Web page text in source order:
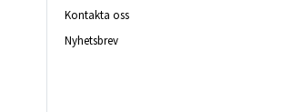
Kontakta oss
Nyhetsbrev